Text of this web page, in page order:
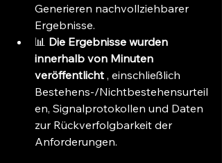
Generieren nachvollziehbarer
Ergebnisse.
📊 Die Ergebnisse wurden
innerhalb von Minuten
veröffentlicht , einschließlich
Bestehens-/Nichtbestehensurteil
en, Signalprotokollen und Daten
zur Rückverfolgbarkeit der
Anforderungen.